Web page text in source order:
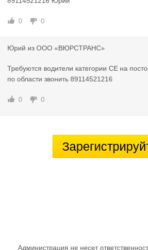
0 0
Юрий из ООО «ВЮРСТРАНС»
Требуются водители категории СЕ на
по области звонить 89114521216
0 0
Администрация не несет